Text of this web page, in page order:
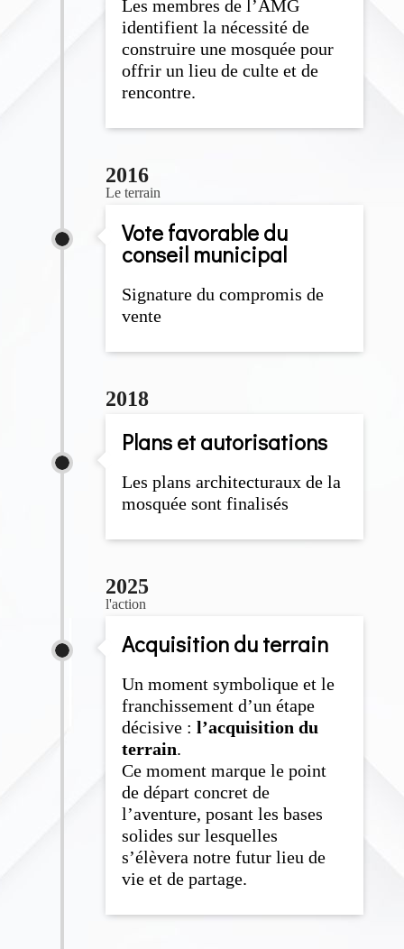
Les membres de l’AMG
identifient la nécessité de
construire une mosquée pour
offrir un lieu de culte et de
rencontre.
2016
Le terrain
Vote favorable du
conseil municipal
Signature du compromis de
vente
2018
Plans et autorisations
Les plans architecturaux de la
mosquée sont finalisés
2025
l'action
Acquisition du terrain
Un moment symbolique et le
franchissement d’un étape
décisive :l’acquisition du
terrain.
Ce moment marque le point
de départ concret de
l’aventure, posant les bases
solides sur lesquelles
s’élèvera notre futur lieu de
vie et de partage.